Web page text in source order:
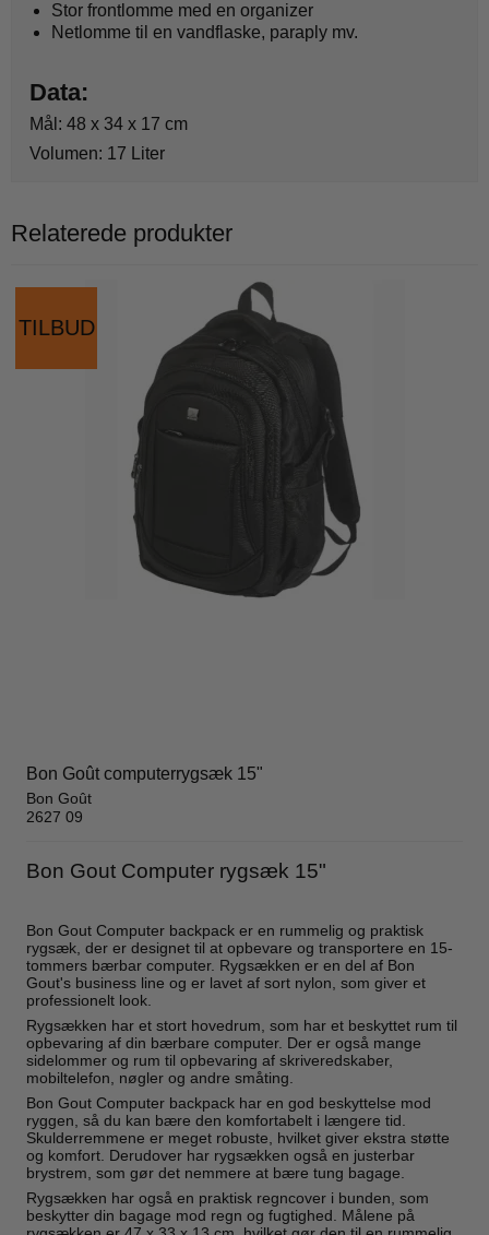
Stor frontlomme med en organizer
Netlomme til en vandflaske, paraply mv.
Data:
Mål: 48 x 34 x 17 cm
Volumen: 17 Liter
Relaterede produkter
TILBUD
Bon Goût computerrygsæk 15"
Bon Goût
2627 09
Bon Gout Computer rygsæk 15"
Bon Gout Computer backpack er en rummelig og praktisk
rygsæk, der er designet til at opbevare og transportere en 15-
tommers bærbar computer. Rygsækken er en del af Bon
Gout's business line og er lavet af sort nylon, som giver et
professionelt look.
Rygsækken har et stort hovedrum, som har et beskyttet rum til
opbevaring af din bærbare computer. Der er også mange
sidelommer og rum til opbevaring af skriveredskaber,
mobiltelefon, nøgler og andre småting.
Bon Gout Computer backpack har en god beskyttelse mod
ryggen, så du kan bære den komfortabelt i længere tid.
Skulderremmene er meget robuste, hvilket giver ekstra støtte
og komfort. Derudover har rygsækken også en justerbar
brystrem, som gør det nemmere at bære tung bagage.
Rygsækken har også en praktisk regncover i bunden, som
beskytter din bagage mod regn og fugtighed. Målene på